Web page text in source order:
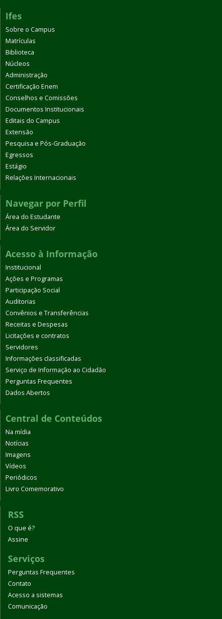
Ifes
Sobre o Campus
Matrículas
Biblioteca
Núcleos
Administração
Certificação Enem
Conselhos e Comissões
Documentos Institucionais
Editais do Campus
Extensão
Pesquisa e Pós-Graduação
Egressos
Estágio
Relações Internacionais
Navegar por Perfil
Área do Estudante
Área do Servidor
Acesso à Informação
Institucional
Ações e Programas
Participação Social
Auditorias
Convênios e Transferências
Receitas e Despesas
Licitações e contratos
Servidores
Informações classificadas
Serviço de Informação ao Cidadão
Perguntas Frequentes
Dados Abertos
Central de Conteúdos
Na mídia
Notícias
Imagens
Vídeos
Periódicos
Livro Comemorativo
RSS
O que é?
Assine
Serviços
Perguntas Frequentes
Contato
Acesso a sistemas
Comunicação